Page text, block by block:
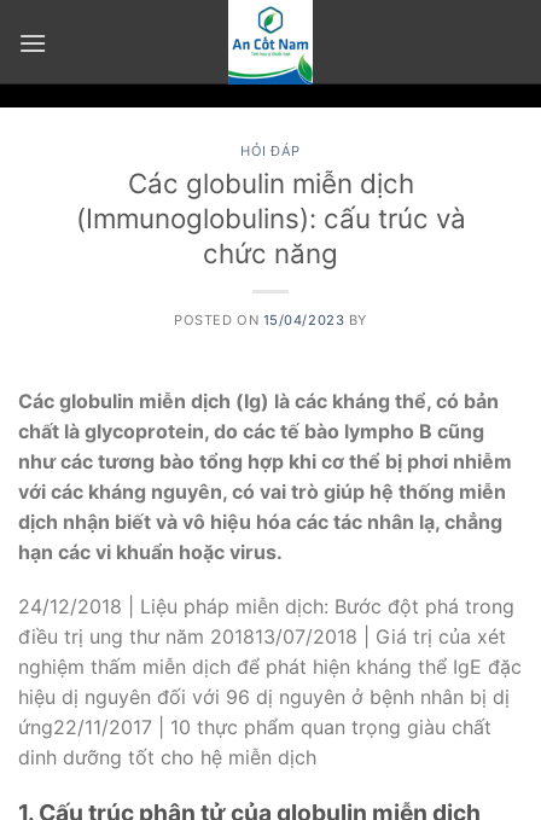
HỎI ĐÁP
Các globulin miễn dịch
(Immunoglobulins): cấu trúc và
chức năng
POSTED ON 15/04/2023 BY
Các globulin miễn dịch (Ig) là các kháng thể, có bản
chất là glycoprotein, do các tế bào lympho B cũng
như các tương bào tổng hợp khi cơ thể bị phơi nhiễm
với các kháng nguyên, có vai trò giúp hệ thống miễn
dịch nhận biết và vô hiệu hóa các tác nhân lạ, chẳng
hạn các vi khuẩn hoặc virus.
24/12/2018 | Liệu pháp miễn dịch: Bước đột phá trong
điều trị ung thư năm 201813/07/2018 | Giá trị của xét
nghiệm thấm miễn dịch để phát hiện kháng thể IgE đặc
hiệu dị nguyên đối với 96 dị nguyên ở bệnh nhân bị dị
ứng22/11/2017 | 10 thực phẩm quan trọng giàu chất
dinh dưỡng tốt cho hệ miễn dịch
1. Cấu trúc phân tử của globulin miễn dịch